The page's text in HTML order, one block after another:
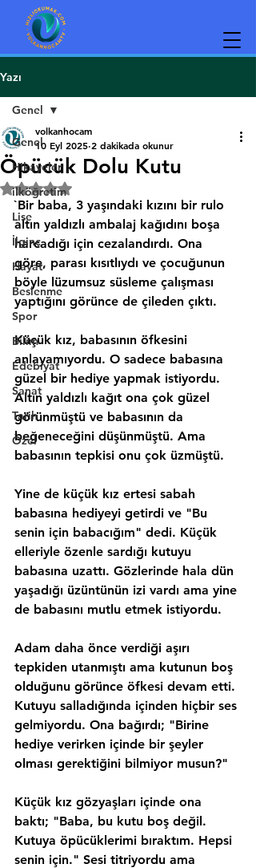
Yazı
Genel
Hikayeler
ilköğretim
Lise
İlginç
Hayat
Beslenme
Spor
Bilim
Edebiyat
Sanat
Tarih
Özel
Genel
Öpücük Dolu Kutu
volkanhocam
10 Eyl 2025 2 dakikada okunur
5 üzerinden NaN yıldız
`Bir baba, 3 yaşındaki kızını bir rulo
altın yaldızlı ambalaj kağıdını boşa
harcadığı için cezalandırdı. Ona
göre, parası kısıtlıydı ve çocuğunun
böyle lüzumsuz süsleme çalışması
yaptığını görünce de çileden çıktı.
Küçük kız, babasının öfkesini
anlayamıyordu. O sadece babasına
güzel bir hediye yapmak istiyordu.
Altın yaldızlı kağıt ona çok güzel
görünmüştü ve babasının da
beğeneceğini düşünmüştü. Ama
babasının tepkisi onu çok üzmüştü.
Yine de küçük kız ertesi sabah
babasına hediyeyi getirdi ve "Bu
senin için babacığım" dedi. Küçük
elleriyle özenle sardığı kutuyu
babasına uzattı. Gözlerinde hala dün
yaşadığı üzüntünün izi vardı ama yine
de babasını mutlu etmek istiyordu.
Adam daha önce verdiği aşırı
tepkiden utanmıştı ama kutunun boş
olduğunu görünce öfkesi devam etti.
Kutuyu salladığında içinden hiçbir ses
gelmiyordu. Ona bağırdı; "Birine
hediye verirken içinde bir şeyler
olması gerektiğini bilmiyor musun?"
Küçük kız gözyaşları içinde ona
baktı; "Baba, bu kutu boş değil.
Kutuya öpücüklerimi bıraktım. Hepsi
senin için." Sesi titriyordu ama